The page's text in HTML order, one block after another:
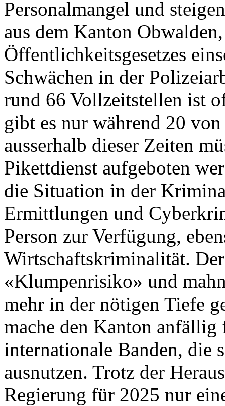
Personalmangel und
aus dem Kanton
Öffentlichkeitsgesetzes
Schwächen in der
rund 66 Vollzeitstellen ist
gibt es nur während 20
ausserhalb dieser Zeiten
Pikettdienst aufgeboten
die Situation in der
Ermittlungen und
Person zur Verfügung,
Wirtschaftskriminalität.
«Klumpenrisiko» und
mehr in der nötigen Tiefe
mache den Kanton
internationale Banden, die
ausnutzen. Trotz der
Regierung für 2025 nur